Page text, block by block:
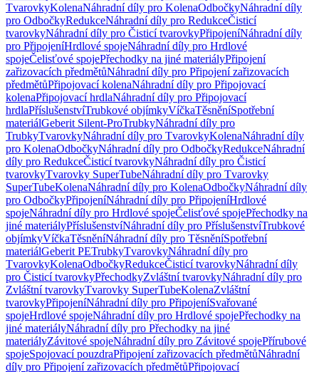
TvarovkyKolenaNáhradní díly pro KolenaOdbočkyNáhradní díly
pro OdbočkyRedukceNáhradní díly pro RedukceČisticí
tvarovkyNáhradní díly pro Čisticí tvarovkyPřipojeníNáhradní díly
pro PřipojeníHrdlové spojeNáhradní díly pro Hrdlové
spojeČelisťové spojePřechodky na jiné materiályPřipojení
zařizovacích předmětůNáhradní díly pro Připojení zařizovacích
předmětůPřipojovací kolenaNáhradní díly pro Připojovací
kolenaPřipojovací hrdlaNáhradní díly pro Připojovací
hrdlaPříslušenstvíTrubkové objímkyVíčkaTěsněníSpotřební
materiálGeberit Silent-ProTrubkyNáhradní díly pro
TrubkyTvarovkyNáhradní díly pro TvarovkyKolenaNáhradní díly
pro KolenaOdbočkyNáhradní díly pro OdbočkyRedukceNáhradní
díly pro RedukceČisticí tvarovkyNáhradní díly pro Čisticí
tvarovkyTvarovky SuperTubeNáhradní díly pro Tvarovky
SuperTubeKolenaNáhradní díly pro KolenaOdbočkyNáhradní díly
pro OdbočkyPřipojeníNáhradní díly pro PřipojeníHrdlové
spojeNáhradní díly pro Hrdlové spojeČelisťové spojePřechodky na
jiné materiályPříslušenstvíNáhradní díly pro PříslušenstvíTrubkové
objímkyVíčkaTěsněníNáhradní díly pro TěsněníSpotřební
materiálGeberit PETrubkyTvarovkyNáhradní díly pro
TvarovkyKolenaOdbočkyRedukceČisticí tvarovkyNáhradní díly
pro Čisticí tvarovkyPřechodkyZvláštní tvarovkyNáhradní díly pro
Zvláštní tvarovkyTvarovky SuperTubeKolenaZvláštní
tvarovkyPřipojeníNáhradní díly pro PřipojeníSvařované
spojeHrdlové spojeNáhradní díly pro Hrdlové spojePřechodky na
jiné materiályNáhradní díly pro Přechodky na jiné
materiályZávitové spojeNáhradní díly pro Závitové spojePřírubové
spojeSpojovací pouzdraPřipojení zařizovacích předmětůNáhradní
díly pro Připojení zařizovacích předmětůPřipojovací